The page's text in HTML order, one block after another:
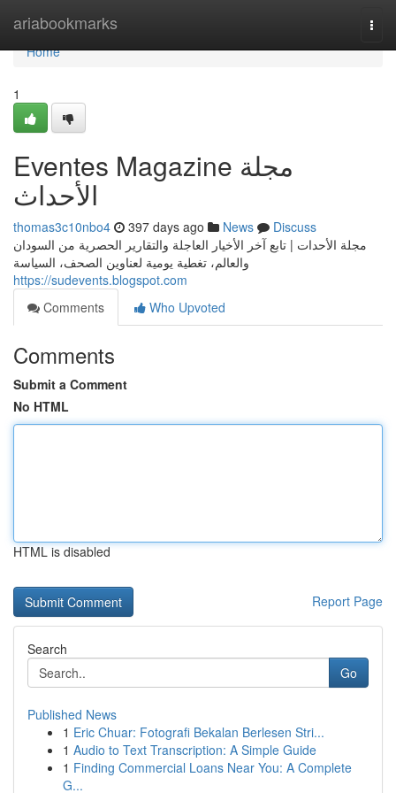
ariabookmarks
Home
Home
1
Eventes Magazine مجلة
الأحداث
thomas3c10nbo4 397 days ago News
Discuss
مجلة الأحدات | تابع آخر الأخيار العاجلة والتقارير الحصرية من السودان
والعالم، تغطية يومية لعناوين الصحف، السياسة
https://sudevents.blogspot.com
Comments
Who Upvoted
Comments
Submit a Comment
No HTML
HTML is disabled
Report Page
Search
Go
Published News
1 Eric Chuar: Fotografi Bekalan Berlesen Stri...
1 Audio to Text Transcription: A Simple Guide
1 Finding Commercial Loans Near You: A Complete
G...